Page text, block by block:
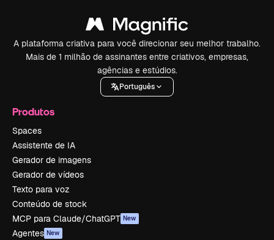
A plataforma criativa para você direcionar seu melhor trabalho.
Mais de 1 milhão de assinantes entre criativos, empresas,
agências e estúdios.
Português
Produtos
Spaces
Assistente de IA
Gerador de imagens
Gerador de vídeos
Texto para voz
Conteúdo de stock
MCP para Claude/ChatGPT New
Agentes New